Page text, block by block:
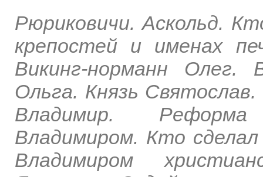
Рюриковичи. Аскольд.
крепостей и именах
Викинг-норманн Олег.
Ольга. Князь
Владимир. Реформа
Владимиром. Кто
Владимиром